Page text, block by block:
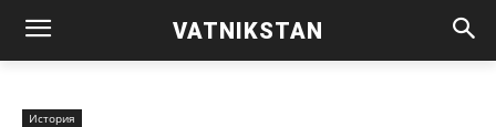
VATNIKSTAN
История